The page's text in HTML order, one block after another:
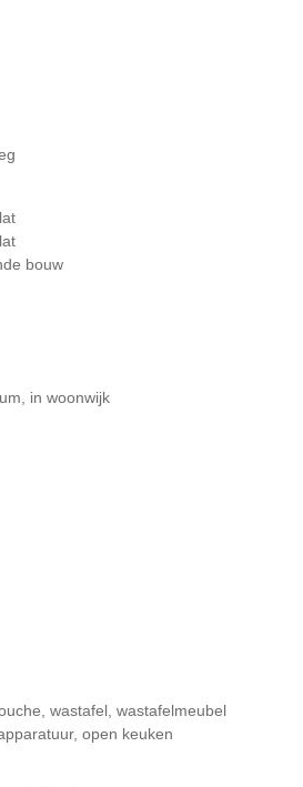
bouw
in woonwijk
wastafel, wastafelmeubel
open keuken